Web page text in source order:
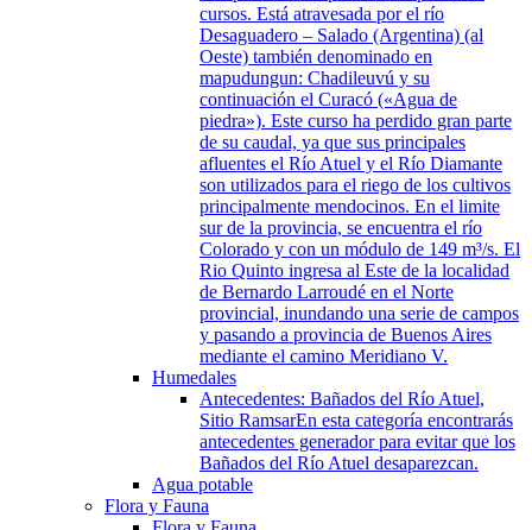
cursos. Está atravesada por el río
Desaguadero – Salado (Argentina) (al
Oeste) también denominado en
mapudungun: Chadileuvú y su
continuación el Curacó («Agua de
piedra»). Este curso ha perdido gran parte
de su caudal, ya que sus principales
afluentes el Río Atuel y el Río Diamante
son utilizados para el riego de los cultivos
principalmente mendocinos. En el limite
sur de la provincia, se encuentra el río
Colorado y con un módulo de 149 m³/s. El
Rio Quinto ingresa al Este de la localidad
de Bernardo Larroudé en el Norte
provincial, inundando una serie de campos
y pasando a provincia de Buenos Aires
mediante el camino Meridiano V.
Humedales
Antecedentes: Bañados del Río Atuel,
Sitio RamsarEn esta categoría encontrarás
antecedentes generador para evitar que los
Bañados del Río Atuel desaparezcan.
Agua potable
Flora y Fauna